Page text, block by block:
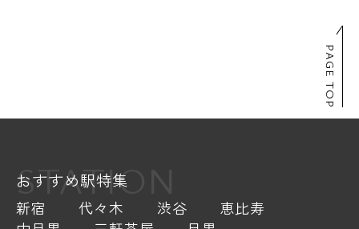
PAGE TOP
STATION
おすすめ駅特集
新宿 代々木 渋谷
恵比寿